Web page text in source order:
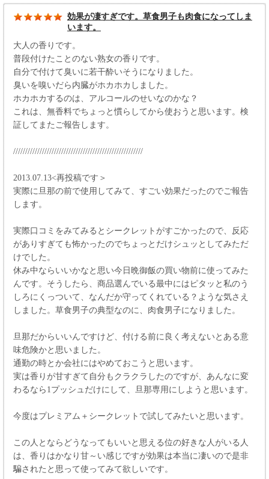
効果が凄すぎです。草食男子も肉食になってしま
います。
大人の香りです。
普段付けたことのない熟女の香りです。
自分で付けて臭いに若干酔いそうになりました。
臭いを嗅いだら内臓がホカホカしました。
ホカホカするのは、アルコールのせいなのかな？
これは、無香料でちょっと慣らしてから使おうと思います。検
証してまたご報告します。
//////////////////////////////////////////////////////
2013.07.13<再投稿です＞
実際に旦那の前で使用してみて、すごい効果だったのでご報告
します。
実際口コミをみてみるとシークレットがすごかったので、反応
がありすぎても怖かったのでちょっとだけシュッとしてみただ
けでした。
休み中ならいいかなと思い今日晩御飯の買い物前に使ってみた
んです。そうしたら、商品選んでいる最中にはピタッと私のう
しろにくっついて、なんだか守ってくれている？ような気さえ
しました。草食男子の典型なのに、肉食男子になりました。
旦那だからいいんですけど、付ける前に良く考えないとある意
味危険かと思いました。
通勤の時とか会社にはやめておこうと思います。
実は香りが甘すぎて自分もクラクラしたのですが、あんなに変
わるなら1プッシュだけにして、旦那専用にしようと思います。
今度はプレミアム＋シークレットで試してみたいと思います。
この人とならどうなってもいいと思える位の好きな人がいる人
は、香りはかなり甘～い感じですが効果は本当に凄いので是非
騙されたと思って使ってみて欲しいです。